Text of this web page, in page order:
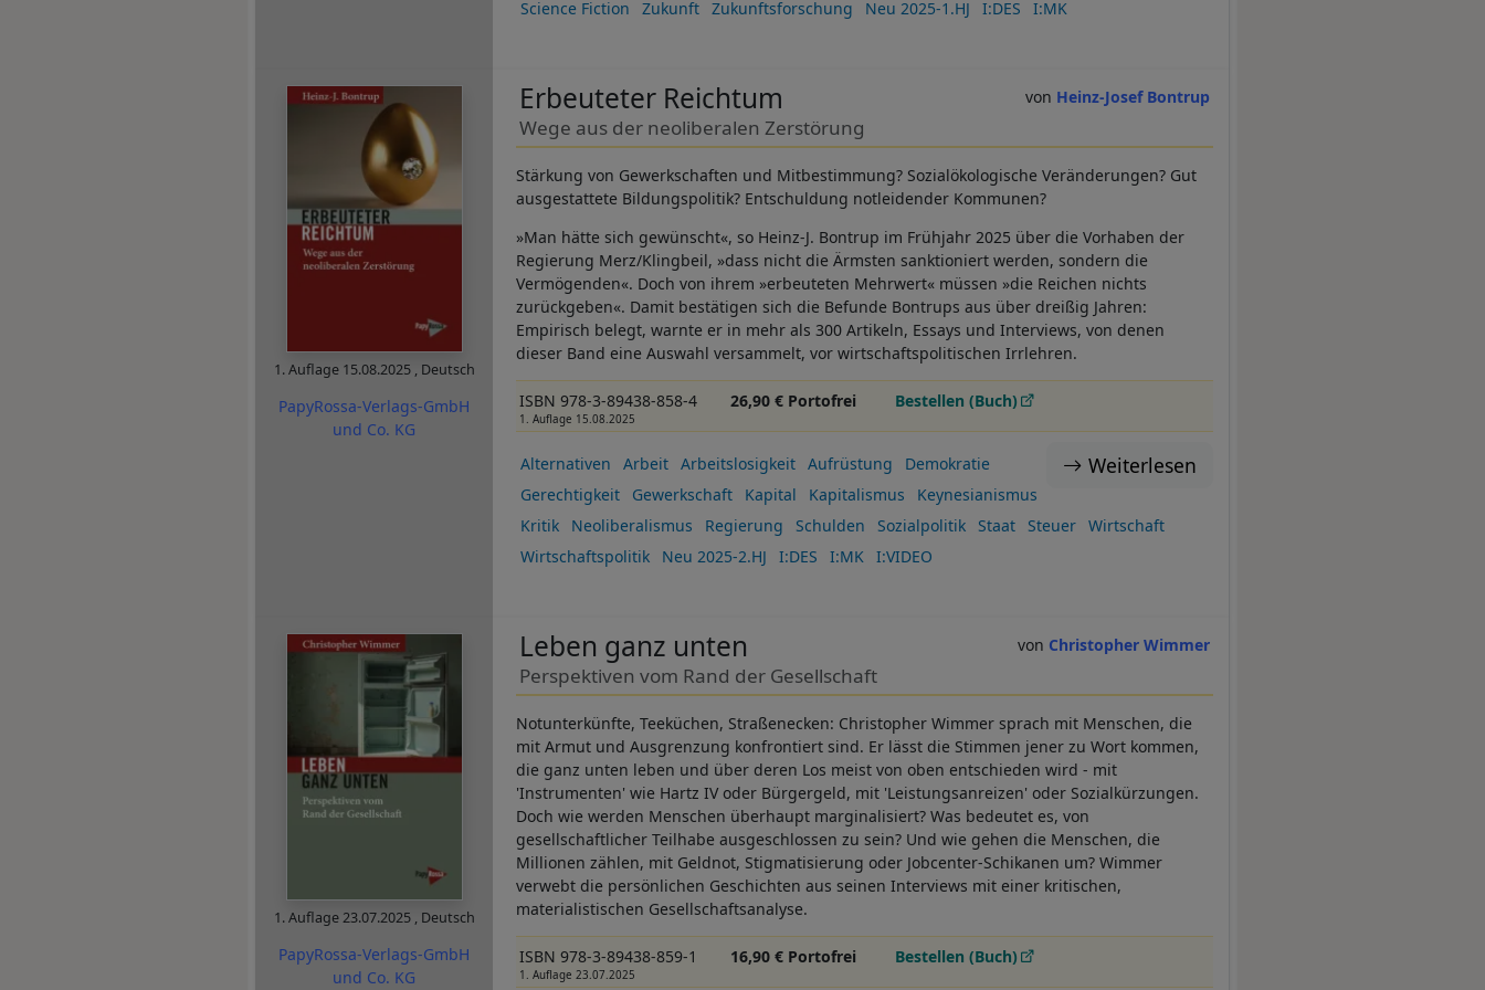
Science Fiction
Zukunft Zukunftsforschung Neu 2025-1.HJ I:DES I:MK
1. Auflage 15.08.2025 , Deutsch
PapyRossa-Verlags-GmbH
und Co. KG
Heinz-Josef Bontrup
Erbeuteter Reichtum
Wege aus der neoliberalen Zerstörung
Stärkung von Gewerkschaften und Mitbestimmung? Sozialökologische Veränderungen? Gut
ausgestattete Bildungspolitik? Entschuldung notleidender Kommunen?
»Man hätte sich gewünscht«, so Heinz-J. Bontrup im Frühjahr 2025 über die Vorhaben der
Regierung Merz/Klingbeil, »dass nicht die Ärmsten sanktioniert werden, sondern die
Vermögenden«. Doch von ihrem »erbeuteten Mehrwert« müssen »die Reichen nichts
zurückgeben«. Damit bestätigen sich die Befunde Bontrups aus über dreißig Jahren:
Empirisch belegt, warnte er in mehr als 300 Artikeln, Essays und Interviews, von denen
dieser Band eine Auswahl versammelt, vor wirtschaftspolitischen Irrlehren.
ISBN 978-3-89438-858-4
1. Auflage 15.08.2025
26,90 € Portofrei Bestellen (Buch)
Weiterlesen
Alternativen Arbeit Arbeitslosigkeit Aufrüstung
Demokratie
Gerechtigkeit
Gewerkschaft Kapital Kapitalismus
Keynesianismus
Kritik
Neoliberalismus Regierung Schulden Sozialpolitik Staat Steuer
Wirtschaft
Wirtschaftspolitik
Neu 2025-2.HJ I:DES I:MK I:VIDEO
1. Auflage23.07.2025 , Deutsch
PapyRossa-Verlags-GmbH
und Co. KG
Christopher Wimmer
Leben ganz unten
Perspektiven vom Rand der Gesellschaft
Notunterkünfte, Teeküchen, Straßenecken: Christopher Wimmer sprach mit Menschen, die
mit Armut und Ausgrenzung konfrontiert sind. Er lässt die Stimmen jener zu Wort kommen,
die ganz unten leben und über deren Los meist von oben entschieden wird - mit
'Instrumenten' wie Hartz IV oder Bürgergeld, mit 'Leistungsanreizen' oder Sozialkürzungen.
Doch wie werden Menschen überhaupt marginalisiert? Was bedeutet es, von
gesellschaftlicher Teilhabe ausgeschlossen zu sein? Und wie gehen die Menschen, die
Millionen zählen, mit Geldnot, Stigmatisierung oder Jobcenter-Schikanen um? Wimmer
verwebt die persönlichen Geschichten aus seinen Interviews mit einer kritischen,
materialistischen Gesellschaftsanalyse.
ISBN 978-3-89438-859-1
1. Auflage 23.07.2025
16,90 € Portofrei Bestellen (Buch)